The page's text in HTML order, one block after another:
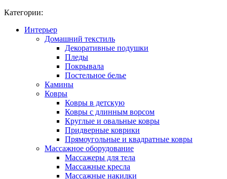
Категории:
Интерьер
Домашний текстиль
Декоративные подушки
Пледы
Покрывала
Постельное белье
Камины
Ковры
Ковры в детскую
Ковры с длинным ворсом
Круглые и овальные ковры
Придверные коврики
Прямоугольные и квадратные ковры
Массажное оборудование
Массажеры для тела
Массажные кресла
Массажные накидки